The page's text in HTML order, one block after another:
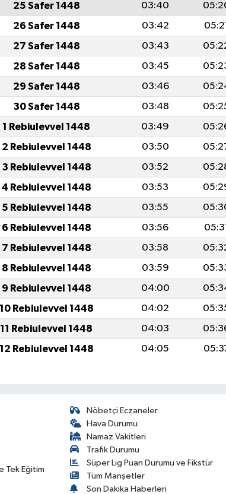
25 Safer 1448 03:40
26 Safer 1448 03:42 05:21
27 Safer 1448 03:43
28 Safer 1448 03:45
29 Safer 1448 03:46
30 Safer 1448 03:48
1 Rebiulevvel 1448 03:49
2 Rebiulevvel 1448 03:50
3 Rebiulevvel 1448 03:52
4 Rebiulevvel 1448 03:53
5 Rebiulevvel 1448 03:55
6 Rebiulevvel 1448 03:56 05:31
7 Rebiulevvel 1448 03:58
8 Rebiulevvel 1448 03:59
9 Rebiulevvel 1448 04:00
10 Rebiulevvel 1448 04:02
11 Rebiulevvel 1448 04:03
12 Rebiulevvel 1448 04:05
Tek Eğitim
Nöbetçi Eczaneler
Hava Durumu
Namaz Vakitleri
Trafik Durumu
Süper Lig Puan Durumu ve Fikstür
Tüm Manşetler
Son Dakika Haberleri